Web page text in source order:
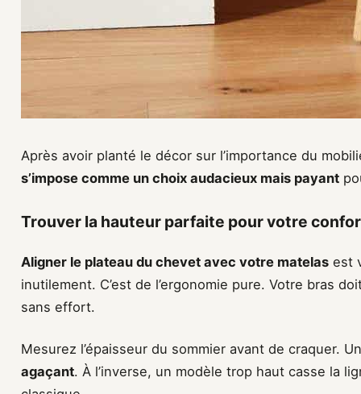
Après avoir planté le décor sur l’importance du
s’impose comme un choix audacieux mais payant
Trouver la hauteur parfaite pour votre
Aligner le plateau du chevet avec votre matelas est
inutilement. C’est de l’ergonomie pure. Votre bras
sans effort.
Mesurez l’épaisseur du sommier avant de craquer.
agaçant. À l’inverse, un modèle trop haut casse la